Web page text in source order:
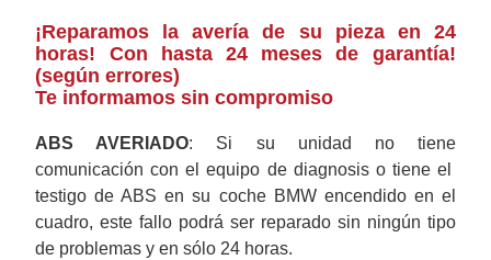
¡Reparamos la avería de su pieza en 24
horas! Con hasta 24 meses de garantía!
(según errores)
Te informamos sin compromiso
ABS AVERIADO: Si su unidad no tiene
comunicación con el equipo de diagnosis o tiene el
testigo de ABS en su coche BMW encendido en el
cuadro, este fallo podrá ser reparado sin ningún tipo
de problemas y en sólo 24 horas.